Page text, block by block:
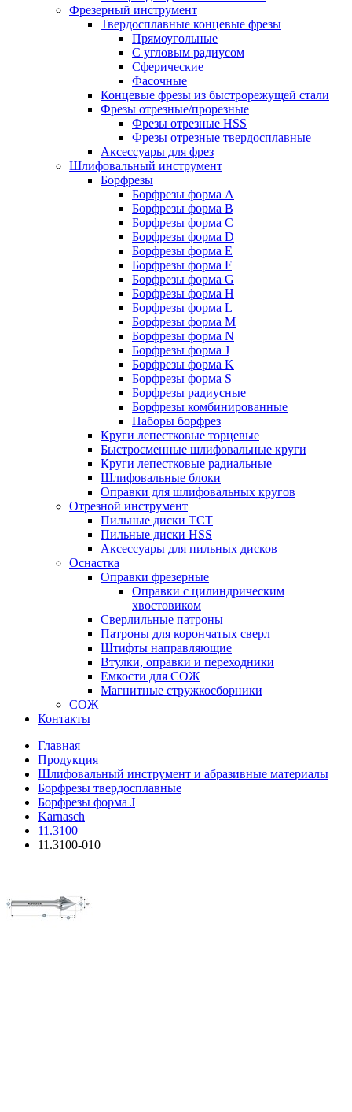
Фрезерный инструмент
Твердосплавные концевые фрезы
Прямоугольные
С угловым радиусом
Сферические
Фасочные
Концевые фрезы из быстрорежущей стали
Фрезы отрезные/прорезные
Фрезы отрезные HSS
Фрезы отрезные твердосплавные
Аксессуары для фрез
Шлифовальный инструмент
Борфрезы
Борфрезы форма A
Борфрезы форма B
Борфрезы форма C
Борфрезы форма D
Борфрезы форма E
Борфрезы форма F
Борфрезы форма G
Борфрезы форма H
Борфрезы форма L
Борфрезы форма M
Борфрезы форма N
Борфрезы форма J
Борфрезы форма K
Борфрезы форма S
Борфрезы радиусные
Борфрезы комбинированные
Наборы борфрез
Круги лепестковые торцевые
Быстросменные шлифовальные круги
Круги лепестковые радиальные
Шлифовальные блоки
Оправки для шлифовальных кругов
Отрезной инструмент
Пильные диски ТСТ
Пильные диски HSS
Аксессуары для пильных дисков
Оснастка
Оправки фрезерные
Оправки с цилиндрическим
хвостовиком
Сверлильные патроны
Патроны для корончатых сверл
Штифты направляющие
Втулки, оправки и переходники
Емкости для СОЖ
Магнитные стружкосборники
СОЖ
Контакты
Главная
Продукция
Шлифовальный инструмент и абразивные материалы
Борфрезы твердосплавные
Борфрезы форма J
Karnasch
11.3100
11.3100-010